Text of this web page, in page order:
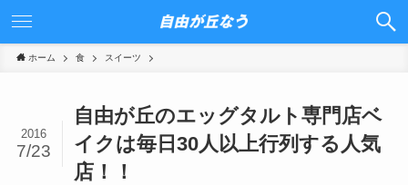
ホーム 食 スイーツ
自由が丘のエッグタルト専門店ベ
イクは毎日30人以上行列する人気
店！！
2016
7/23